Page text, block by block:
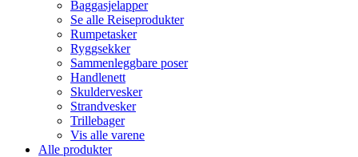
Baggasjelapper
Se alle Reiseprodukter
Rumpetasker
Ryggsekker
Sammenleggbare poser
Handlenett
Skuldervesker
Strandvesker
Trillebager
Vis alle varene
Alle produkter